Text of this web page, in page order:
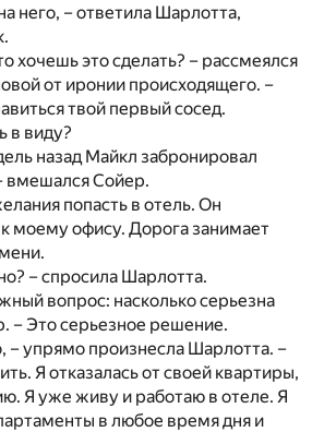
него, – ответила Шарлотта,
хочешь это сделать? – рассмеялся
от иронии происходящего. –
твой первый сосед.
в виду?
назад Майкл забронировал
вмешался Сойер.
попасть в отель. Он
моему офису. Дорога занимает
– спросила Шарлотта.
вопрос: насколько серьезна
– Это серьезное решение.
– упрямо произнесла Шарлотта. –
Я отказалась от своей квартиры,
Я уже живу и работаю в отеле. Я
в любое время дня и